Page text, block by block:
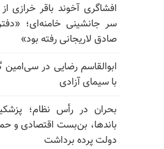
افشاگری آخوند باقر خرازی
سر جانشینی خامنه‌ای؛
صادق لاریجانی رفته بود»
ابوالقاسم رضایی در سی‌امین
با سیمای آزادی
بحران در رأس نظام؛
باندها، بن‌بست اقتصادی و
دولت پرده برداشت